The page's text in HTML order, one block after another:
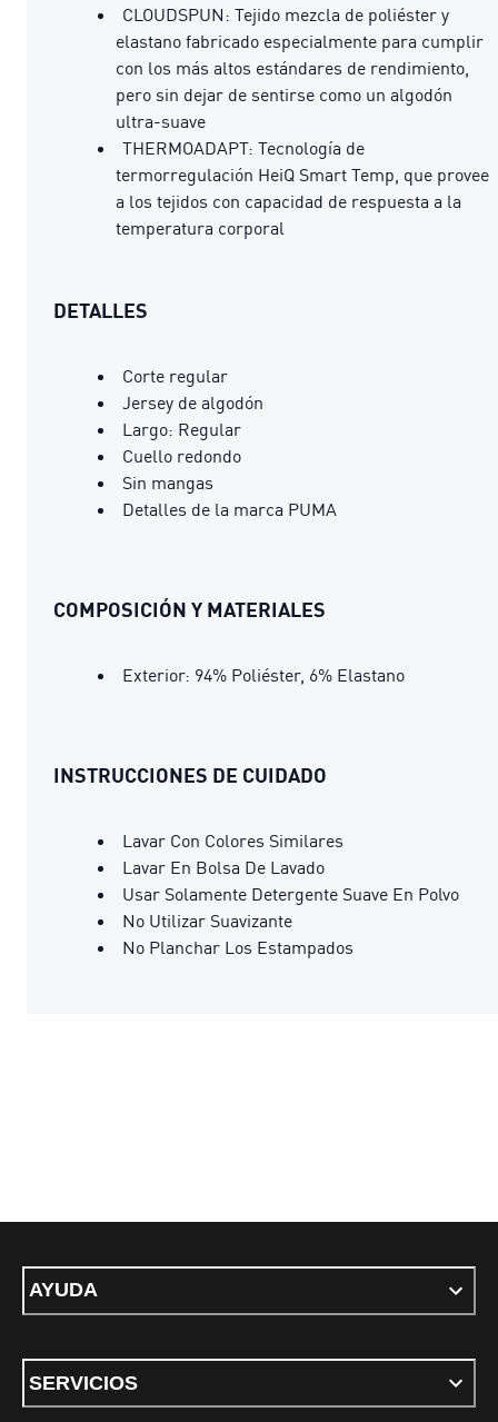
CLOUDSPUN: Tejido mezcla de poliéster y
elastano fabricado especialmente para cumplir
con los más altos estándares de rendimiento,
pero sin dejar de sentirse como un algodón
ultra-suave
THERMOADAPT: Tecnología de
termorregulación HeiQ Smart Temp, que provee
a los tejidos con capacidad de respuesta a la
temperatura corporal
DETALLES
Corte regular
Jersey de algodón
Largo: Regular
Cuello redondo
Sin mangas
Detalles de la marca PUMA
COMPOSICIÓN Y MATERIALES
Exterior: 94% Poliéster, 6% Elastano
INSTRUCCIONES DE CUIDADO
Lavar Con Colores Similares
Lavar En Bolsa De Lavado
Usar Solamente Detergente Suave En Polvo
No Utilizar Suavizante
No Planchar Los Estampados
AYUDA
SERVICIOS